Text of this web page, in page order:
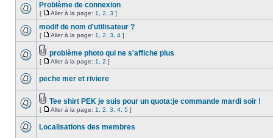
Problème de connexion
[ Aller à la page: 1 2 3 ]
modif de nom d'utilisateur ?
[ Aller à la page: 1 2 3 4 ]
problème photo qui ne s'affiche plus
[ Aller à la page: 1 2 ]
peche mer et riviere
Tee shirt PEK je suis pour un quota:je commande mardi soir !
[ Aller à la page: 1 2 3 4 5 ]
Localisations des membres